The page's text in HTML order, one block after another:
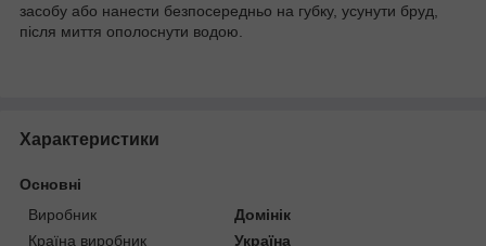
засобу або нанести безпосередньо на губку, усунути бруд,
після миття ополоснути водою.
Характеристики
Основні
Виробник
Домінік
Країна виробник
Україна